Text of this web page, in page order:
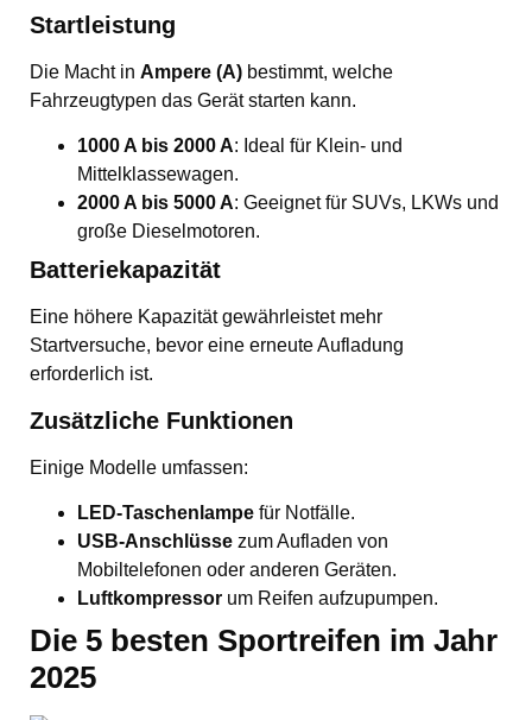
Startleistung
Die Macht in Ampere (A) bestimmt, welche
Fahrzeugtypen das Gerät starten kann.
1000 A bis 2000 A: Ideal für Klein- und
Mittelklassewagen.
2000 A bis 5000 A: Geeignet für SUVs, LKWs und
große Dieselmotoren.
Batteriekapazität
Eine höhere Kapazität gewährleistet mehr
Startversuche, bevor eine erneute Aufladung
erforderlich ist.
Zusätzliche Funktionen
Einige Modelle umfassen:
LED-Taschenlampe für Notfälle.
USB-Anschlüsse zum Aufladen von
Mobiltelefonen oder anderen Geräten.
Luftkompressor um Reifen aufzupumpen.
Die 5 besten Sportreifen im Jahr
2025